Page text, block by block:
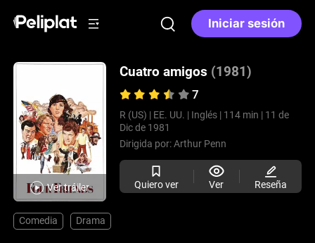
Iniciar sesión
Ver tráiler
Cuatro amigos (1981)
7
R (US) | EE. UU. | Inglés | 114 min | 11 de
Dic de 1981
Dirigida por:Arthur Penn
Quiero ver Ver Reseña
Comedia Drama